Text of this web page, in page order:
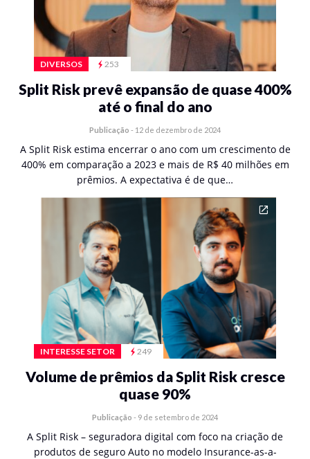
DIVERSOS 253
Split Risk prevê expansão de quase 400%
até o final do ano
Publicação - 12 de dezembro de 2024
A Split Risk estima encerrar o ano com um crescimento de
400% em comparação a 2023 e mais de R$ 40 milhões em
prêmios. A expectativa é de que…
INTERESSE SETOR 249
Volume de prêmios da Split Risk cresce
quase 90%
Publicação - 9 de setembro de 2024
A Split Risk – seguradora digital com foco na criação de
produtos de seguro Auto no modelo Insurance-as-a-